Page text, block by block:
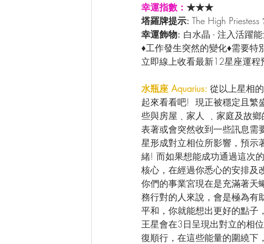
幸運指數： ★★★
塔羅牌提示: The High
幸運飾物: 白水晶 - 注入活躍
♦工作發生突然的變化♦需要特
立即線上收看最新12星座運程
水瓶座 Aquarius: 從以上星相
起來看看吧!  現正被穩定且繁
些與房屋﹑家人 ﹑家庭及故
表著或會突然收到一些訊息需
星形成對立相位所影響，預示
緒! 而如果想能成功通過這次
核心，在經過你悉心的安排及
你們的事業宮現在是充滿著天
務行對的人來說，會是極為有
平和，你就能想出更好的點子
王星會在3日呈現出對立的相
復順行，在這些能量的圍繞下